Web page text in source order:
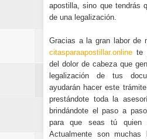
apostilla, sino que tendrás
de una legalización.
Gracias a la gran labor de
citasparaapostillar.online te
del dolor de cabeza que
legalización de tus
ayudarán hacer este
prestándote toda la
brindándote el paso a
para que seas tú quien
Actualmente son muchas